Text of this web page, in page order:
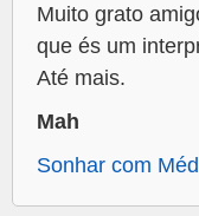
Muito grato
que és um
Até mais.
Mah
Sonhar com